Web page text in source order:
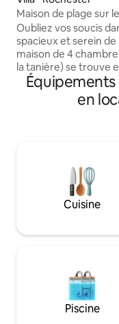
Maison de plage sur
Oubliez vos soucis
spacieux et serein
maison de 4
la tanière) se trouve
meilleure plage du
pouvez marcher sur
balle de plage,
bateaux qui passent
concept d'étage
endroit idéal pour
vacances en famille
tranquille pour deux.
Équipements
en
Cuisine
Piscine